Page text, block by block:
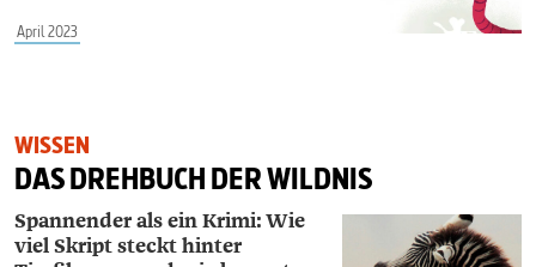
April 2023
WISSEN
DAS DREHBUCH DER WILDNIS
Spannender als ein Krimi: Wie
viel Skript steckt hinter